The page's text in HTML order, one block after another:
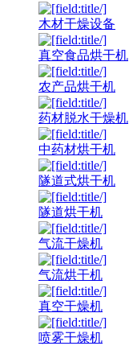
木材干燥设备
真空食品烘干机
农产品烘干机
药材脱水干燥机
中药材烘干机
隧道式烘干机
隧道烘干机
气流干燥机
气流烘干机
真空干燥机
喷雾干燥机